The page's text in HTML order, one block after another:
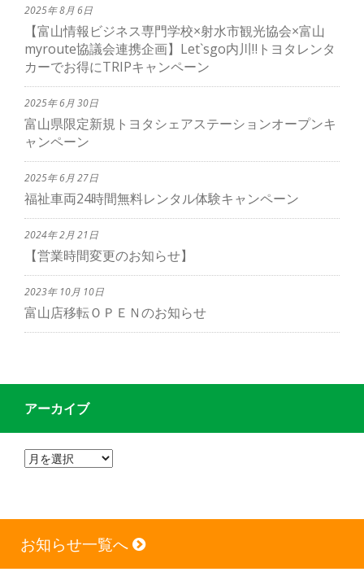
2025年 8月 6日
【富山情報ビジネス専門学校×射水市観光協会×富山
myroute協議会連携企画】Let`sgo内川‼トヨタレンタ
カーでお得にTRIPキャンペーン
2025年 6月 30日
富山県限定新規トヨタシェアステーションオープンキ
ャンペーン
2025年 6月 27日
福祉車両24時間無料レンタル体験キャンペーン
2024年 2月 21日
【営業時間変更のお知らせ】
2023年 10月 10日
富山店移転ＯＰＥＮのお知らせ
アーカイブ
お知らせ一覧へ